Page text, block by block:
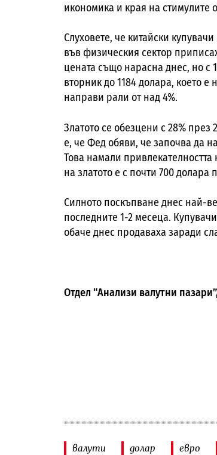
икономика и края на
Слуховете, че китайски
във физическия сектор
цената също нарасна днес, но с
вторник до 1184 долара, което
направи рали от над 4%.
Златото се обезцени с 28%
е, че Фед обяви, че започва да
Това намали
на златото е с почти 700 долара
Силното поскъпване днес най-
последните 1-2 месеца.
обаче днес продаваха заради
Отдел “Анализи валутни
валути долар евро